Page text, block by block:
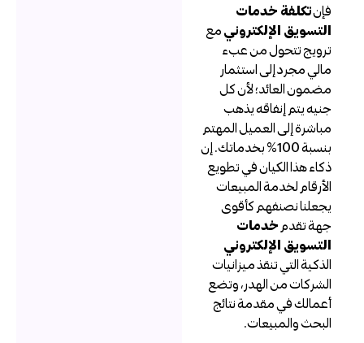
تكلفة خدمات
التسويق الإلكترونيمع
ترويج تتحول من عبء
مالي مجرد إلى استثمار
مضمون العائد؛ لأن كل
جنيه يتم إنفاقه يذهب
مباشرة إلى العميل المهتم
بنسبة 100% بخدماتك. إن
ذكاء هذا الكيان في تطويع
الأرقام لخدمة المبيعات
يجعلنا نصنفهم كأقوى
جهة تقدمخدمات
التسويق الإلكتروني
الذكية التي تنقذ ميزانيات
الشركات من الهدر، وتضع
أعمالك في مقدمة نتائج
البحث والمبيعات.